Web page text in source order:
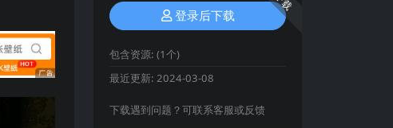
登录后下载
包含资源: (1个)
最近更新: 2024-03-08
下载遇到问题？可联系客服或反馈